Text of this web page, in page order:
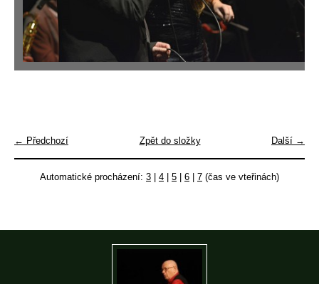
← Předchozí Další →
Zpět do složky
Automatické procházení: 3 4 5 6 7 (čas ve vteřinách)